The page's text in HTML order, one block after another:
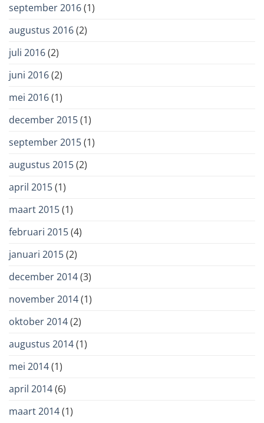
september 2016(1)
augustus 2016(2)
juli 2016(2)
juni 2016(2)
mei 2016(1)
december 2015(1)
september 2015(1)
augustus 2015(2)
april 2015(1)
maart 2015(1)
februari 2015(4)
januari 2015(2)
december 2014(3)
november 2014(1)
oktober 2014(2)
augustus 2014(1)
mei 2014(1)
april 2014(6)
maart 2014(1)